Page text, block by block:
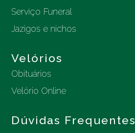
Serviço Funeral
Jazigos e nichos
Velórios
Obituários
Velório Online
Dúvidas Frequentes